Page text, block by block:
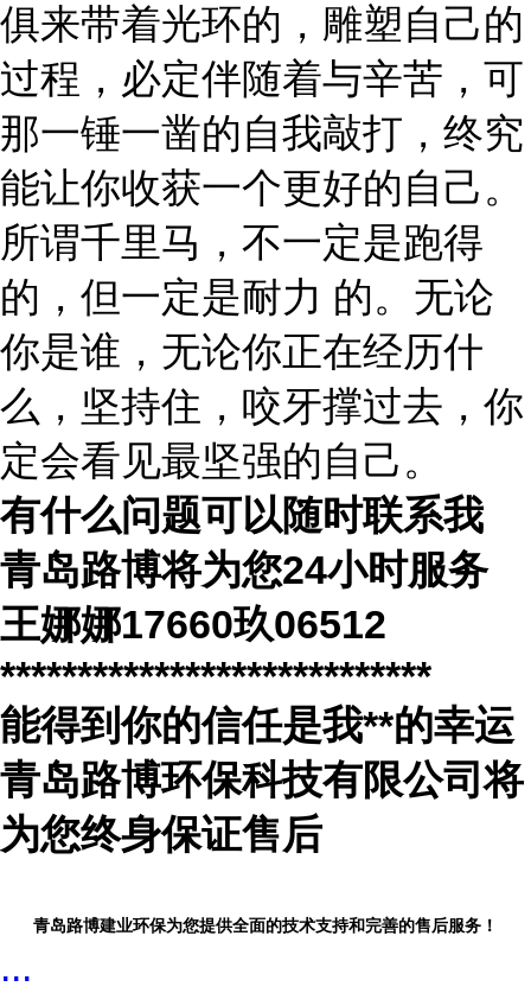
俱来带着光环的，雕塑自己的
过程，必定伴随着与辛苦，可
那一锤一凿的自我敲打，终究
能让你收获一个更好的自己。
所谓千里马，不一定是跑得
的，但一定是耐力 的。无论
你是谁，无论你正在经历什
么，坚持住，咬牙撑过去，你
定会看见最坚强的自己。
有什么问题可以随时联系我
青岛路博将为您24小时服务
王娜娜17660玖06512
****************************
能得到你的信任是我**的幸运
青岛路博环保科技有限公司将
为您终身保证售后
青岛路博建业环保为您提供全面的技术支持和完善的售后服务！
...